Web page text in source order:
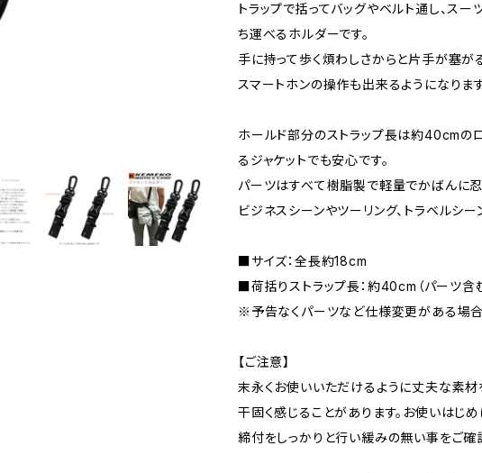
トラップで括ってバッグやベルト通し、ス
ち運べるホルダーです。
手に持って歩く煩わしさからと片手が塞が
スマートホンの操作も出来るようになります
ホールド部分のストラップ長は約40cmの
るジャケットでも安心です。
パーツはすべて樹脂製で軽量でかばんに
ビジネスシーンやツーリング、トラベルシー
■サイズ：全長約18cm
■荷括りストラップ長：約40cm（パーツ含む
※予告なくパーツなど仕様変更がある場合
【ご注意】
末永くお使いいただけるように丈夫な素
干固く感じることがあります。お使いはじ
締付をしっかりと行い緩みの無い事をご確